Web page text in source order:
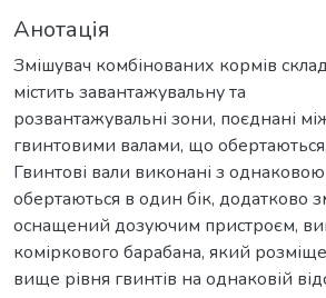
Анотація
Змішувач комбінованих кормів
містить завантажувальну та
розвантажувальні зони, поєднані
гвинтовими валами, що
Гвинтові вали виконані з
обертаються в один бік, додатково
оснащений дозуючим пристроєм,
коміркового барабана, який
вище рівня гвинтів на однаковій